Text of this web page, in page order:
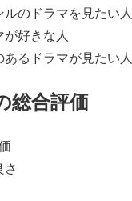
のドラマを見たい人
好きな人
あるドラマが見たい人
総合評価
さ